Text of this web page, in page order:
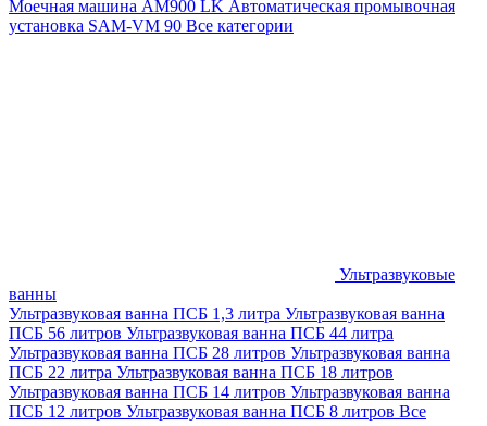
Моечная машина AM900 LK Автоматическая промывочная
установка SAM-VM 90 Все категории
Ультразвуковые
ванны
Ультразвуковая ванна ПСБ 1,3 литра Ультразвуковая ванна
ПСБ 56 литров Ультразвуковая ванна ПСБ 44 литра
Ультразвуковая ванна ПСБ 28 литров Ультразвуковая ванна
ПСБ 22 литра Ультразвуковая ванна ПСБ 18 литров
Ультразвуковая ванна ПСБ 14 литров Ультразвуковая ванна
ПСБ 12 литров Ультразвуковая ванна ПСБ 8 литров Все